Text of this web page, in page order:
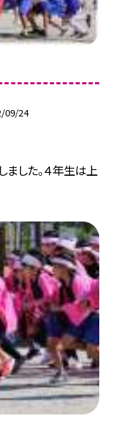
09/24
ました。４年生は上